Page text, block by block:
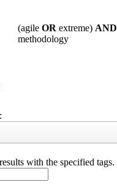
(agile OR extreme) AND
methodology
with the specified tags.